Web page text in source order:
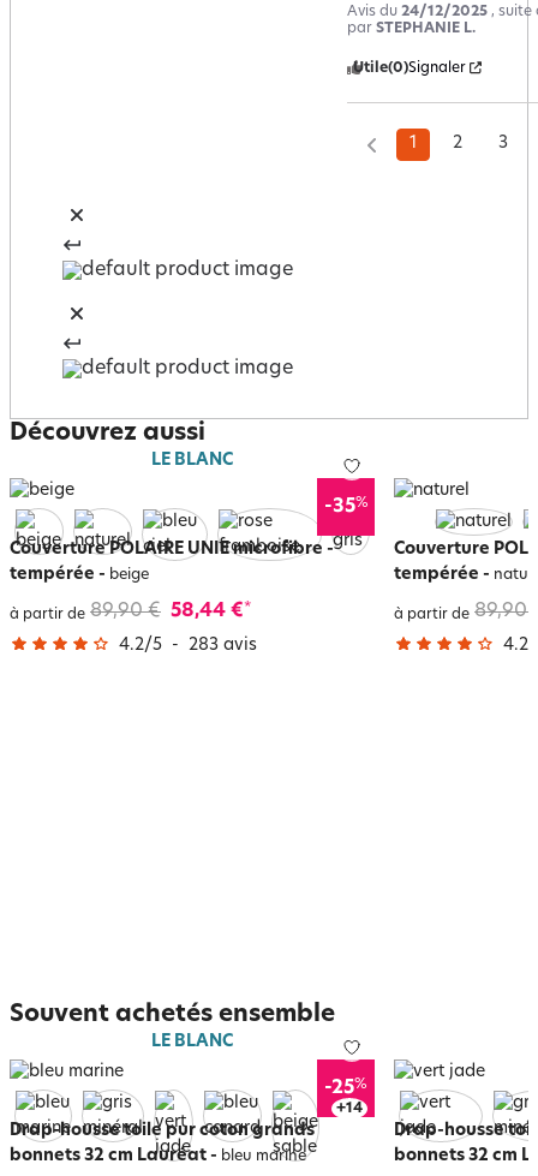
Avis du 24/12/2025 , suite
par STEPHANIE L.
Utile(0)Signaler
1 2 3
Découvrez aussi
LE BLANC
-35%
Couverture POLAIRE UNIE microfibre -
tempérée - beige
à partir de 89,90 € 58,44 €*
4.2/5 - 283 avis
Couverture
tempérée -
à partir de 89,90
4.2
Souvent achetés ensemble
LE BLANC
-25%
+18
Drap-housse toile pur coton grands
bonnets 32 cm Lauréat - bleu marine
Drap-housse
bonnets 32 cm